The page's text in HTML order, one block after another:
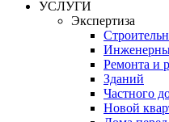
УСЛУГИ
Экспертиза
Ремонта и
Зданий
Частного
Новой